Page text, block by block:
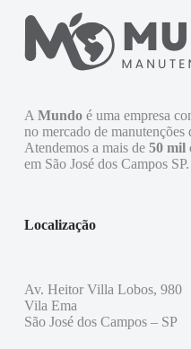
A Mundoé uma empresa
no mercado de manutenções
Atendemos a mais de 50 mil
em São José dos Campos SP.
Localização
Av. Heitor Villa Lobos, 980
Vila Ema
São José dos Campos – SP